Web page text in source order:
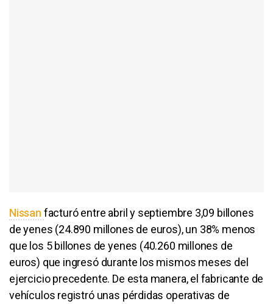
Nissan facturó entre abril y septiembre 3,09 billones
de yenes (24.890 millones de euros), un 38% menos
que los 5 billones de yenes (40.260 millones de
euros) que ingresó durante los mismos meses del
ejercicio precedente. De esta manera, el fabricante de
vehículos registró unas pérdidas operativas de